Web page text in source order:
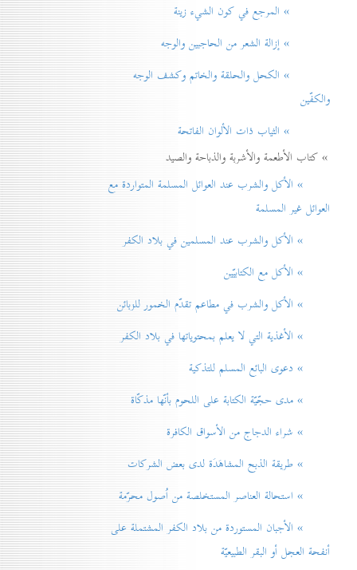
» المرجع في كون الشيء زينة
» إزالة الشعر من الحاجبين والوجه
» الكحل والحلقة والخاتم وكشف الوجه
والكفّين
» الثياب ذات الألوان الفاتحة
» كتاب الأطعمة والأشربة والذباحة والصيد
» الأكل والشرب عند العوائل المسلمة المتواردة مع
العوائل غير المسلمة
» الأكل والشرب عند المسلمين في بلاد الكفر
» الأكل مع الكتابيّين
» الأكل والشرب في مطاعم تقدّم الخمور للزبائن
» الأغذية التي لا يعلم بمحتوياتها في بلاد الكفر
» دعوی البائع المسلم للتذكية
» مدی حجّيّة الكتابة على اللحوم بأنّها مذكّاة
» شراء الدجاج من الأسواق الكافرة
» طريقة الذبح المشاهَدَة لدی بعض الشركات
» استحالة العناصر المستخلصة من اُصول محرّمة
» الأجبان المستوردة من بلاد الكفر المشتملة على
أنفحة العجل أو البقر الطبيعيّة